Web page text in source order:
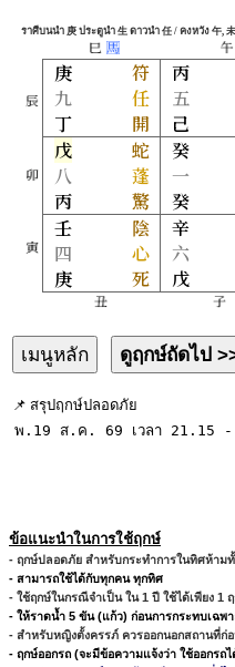
📌 สรุปฤกษ์ปลอดภัย
ข้อแนะนำในการใช้ฤกษ์
- ฤกษ์ปลอดภัย สำหรับกระทำการในทิศห้าม
- สามารถใช้ได้กับทุกคน ทุกทิศ
- ใช้ฤกษ์ในกรณีจำเป็น ใน 1 ปี ใช้ได้เพียง 1
- ให้ราดน้ำ 5 ขัน (แก้ว) ก่อนการกระทบเฉพ
- สำหรับหญิงตั้งครรภ์ ควรออกนอกสถานที่ก่
- ฤกษ์ออกรถ (จะมีข้อความแจ้งว่า ใช้ออกรถ